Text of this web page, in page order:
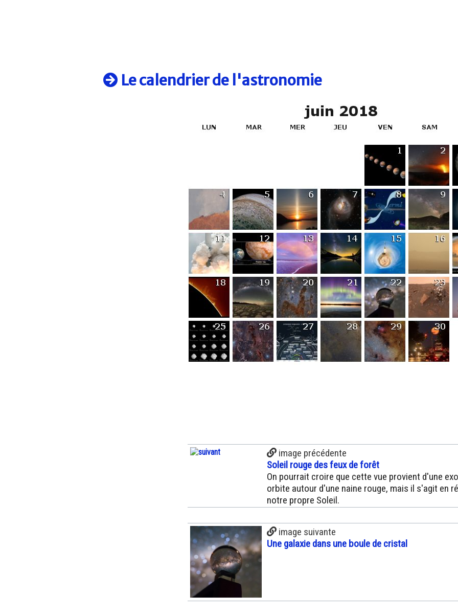
Le calendrier de l'astronomie
image précédente
Soleil rouge des feux de forêt
On pourrait croire que cette vue provient d'une
orbite autour d'une naine rouge, mais il s'agit en
notre propre Soleil.
image suivante
Une galaxie dans une boule de cristal